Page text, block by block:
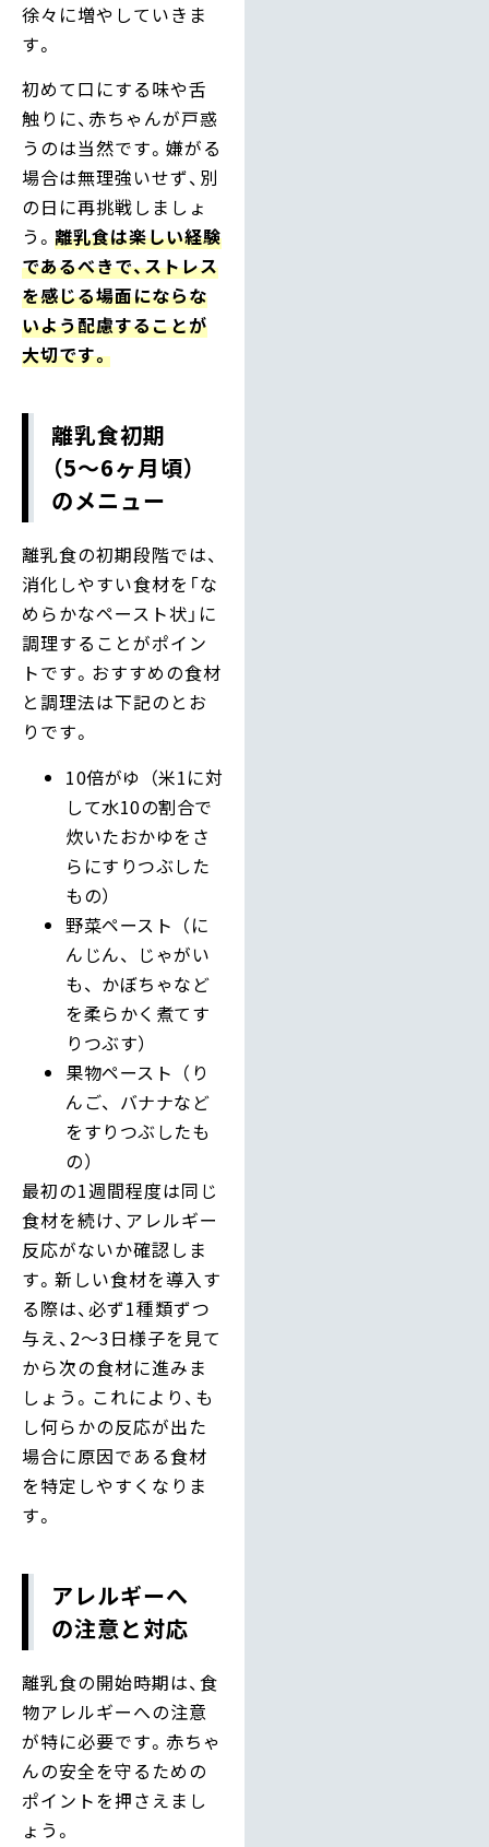
徐々に増やしていきま
す。
初めて口にする味や舌
触りに、赤ちゃんが戸惑
うのは当然です。嫌がる
場合は無理強いせず、別
の日に再挑戦しましょ
う。 離乳食は楽しい経験
であるべきで、ストレス
を感じる場面にならな
いよう配慮することが
大切です。
離乳食初期
（5〜6ヶ月頃）
のメニュー
離乳食の初期段階では、
消化しやすい食材を「な
めらかなペースト状」に
調理することがポイン
トです。おすすめの食材
と調理法は下記のとお
りです。
10倍がゆ（米1に対
して水10の割合で
炊いたおかゆをさ
らにすりつぶした
もの）
野菜ペースト（に
んじん、じゃがい
も、かぼちゃなど
を柔らかく煮てす
りつぶす）
果物ペースト（り
んご、バナナなど
をすりつぶしたも
の）
最初の1週間程度は同じ
食材を続け、アレルギー
反応がないか確認しま
す。新しい食材を導入す
る際は、必ず1種類ずつ
与え、2〜3日様子を見て
から次の食材に進みま
しょう。これにより、も
し何らかの反応が出た
場合に原因である食材
を特定しやすくなりま
す。
アレルギーへ
の注意と対応
離乳食の開始時期は、食
物アレルギーへの注意
が特に必要です。赤ちゃ
んの安全を守るための
ポイントを押さえまし
ょう。